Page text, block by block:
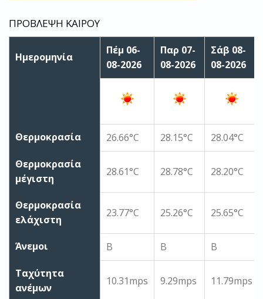
ΠΡΟΒΛΕΨΗ ΚΑΙΡΟΥ
Ημερομηνία
Πέμ 06-
08-2026
Παρ 07-
08-2026
Σάβ 08-
08-2026
Θερμοκρασία 26.66°C 28.15°C 28.04°C
Θερμοκρασία
μέγιστη
28.61°C 28.78°C 28.20°C
Θερμοκρασία
ελάχιστη
23.77°C 25.26°C 25.65°C
Άνεμοι Β Β Β
Ταχύτητα
ανέμων
10.31mps 9.29mps 11.79mps